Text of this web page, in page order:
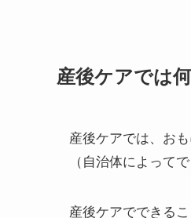
産後ケアでは
産後ケアでは、お
（自治体によって
産後ケアでできる